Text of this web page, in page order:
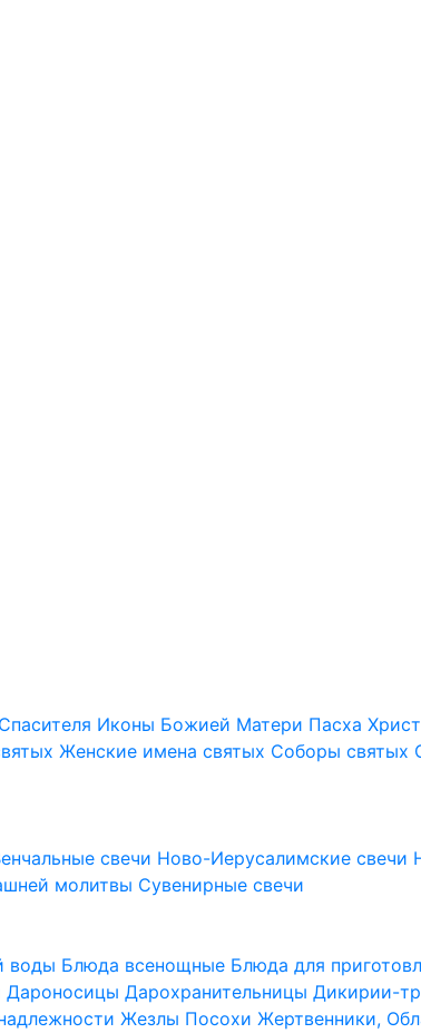
Иконы Божией Матери Пасха
Женские имена святых Соборы святых
свечи Ново-Иерусалимские свечи
молитвы Сувенирные свечи
воды Блюда всенощные Блюда для
ДароносицыДарохранительницыДикирии-
Жезлы ПосохиЖертвенники,